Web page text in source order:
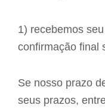
1) recebemos
confirmação final
Se nosso prazo
seus prazos,